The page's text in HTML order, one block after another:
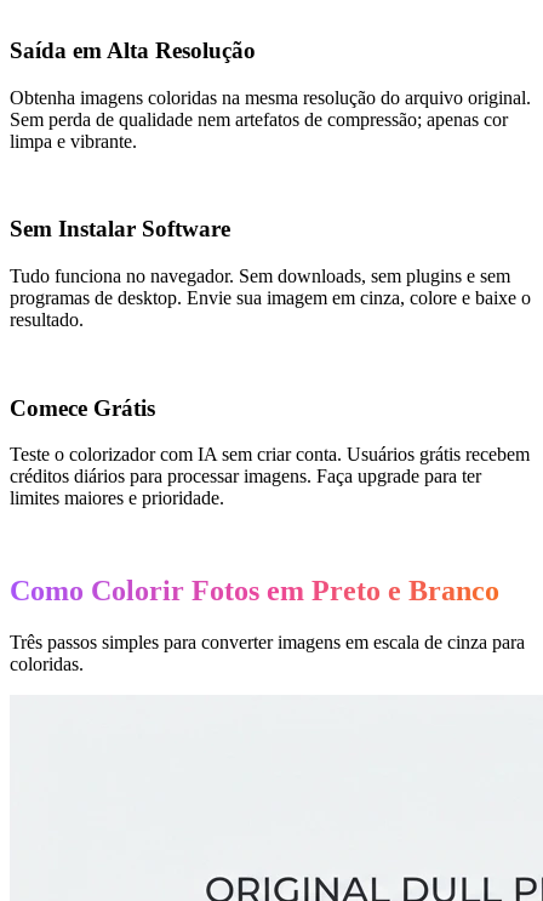
Saída em Alta Resolução
Obtenha imagens coloridas na mesma resolução do arquivo original.
Sem perda de qualidade nem artefatos de compressão; apenas cor
limpa e vibrante.
Sem Instalar Software
Tudo funciona no navegador. Sem downloads, sem plugins e sem
programas de desktop. Envie sua imagem em cinza, colore e baixe o
resultado.
Comece Grátis
Teste o colorizador com IA sem criar conta. Usuários grátis recebem
créditos diários para processar imagens. Faça upgrade para ter
limites maiores e prioridade.
Como Colorir Fotos em Preto e Branco
Três passos simples para converter imagens em escala de cinza para
coloridas.